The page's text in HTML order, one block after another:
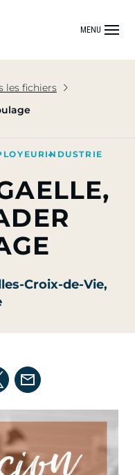
MENU
les fichiers
INDUSTRIE
Croix-de-Vie,